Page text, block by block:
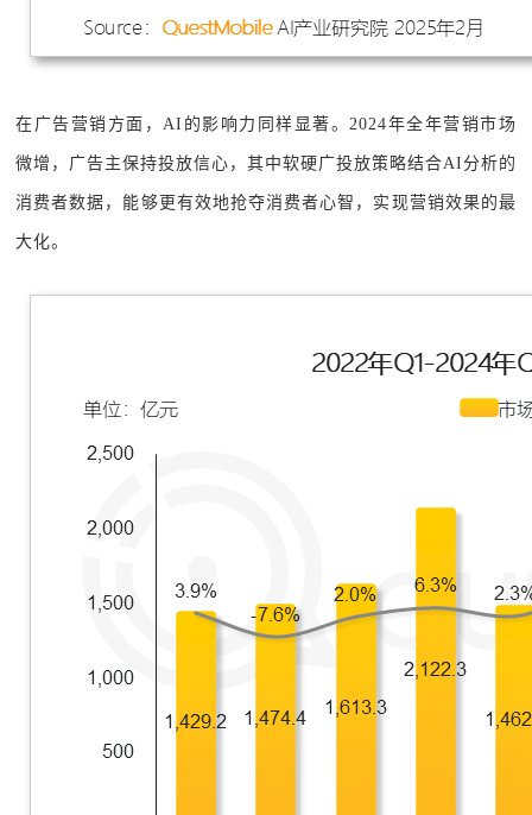
在广告营销方面，AI的影响力同样显著。2024年全年营销市场
微增，广告主保持投放信心，其中软硬广投放策略结合AI分析的
消费者数据，能够更有效地抢夺消费者心智，实现营销效果的最
大化。